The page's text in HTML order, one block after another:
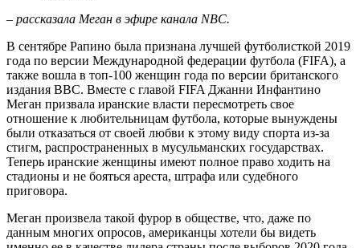
– рассказала Меган в эфире канала NBC.
В сентябре Рапино была признана лучшей футболисткой 2019
года по версии Международной федерации футбола (FIFA), а
также вошла в топ-100 женщин года по версии британского
издания BBC. Вместе с главой FIFA Джанни Инфантино
Меган призвала иранские власти пересмотреть свое
отношение к любительницам футбола, которые вынуждены
были отказаться от своей любви к этому виду спорта из-за
стигм, распространенных в мусульманских государствах.
Теперь иранские женщины имеют полное право ходить на
стадионы и не бояться ареста, штрафа или судебного
приговора.
Меган произвела такой фурор в обществе, что, даже по
данным многих опросов, американцы хотели бы видеть